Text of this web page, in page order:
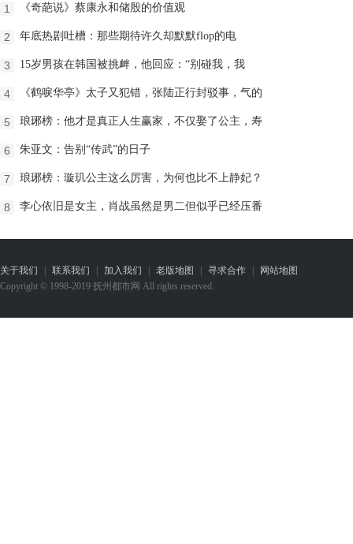
1 《奇葩说》蔡康永和储殷的价值观
2 年底热剧吐槽：那些期待许久却默默flop的电
3 15岁男孩在韩国被挑衅，他回应：“别碰我，我
4 《鹤唳华亭》太子又犯错，张陆正行封驳事，气的
5 琅琊榜：他才是真正人生赢家，不仅娶了公主，寿
6 朱亚文：告别“传武”的日子
7 琅琊榜：璇玑公主这么厉害，为何也比不上静妃？
8 李心依旧是女主，肖战虽然是男二但似乎已经压番
关于我们 | 联系我们 | 加入我们 | 老版地图 | 寻求合作 |
网站地图
Copyright © 1998-2019 抚州都市网 All rights reserved.